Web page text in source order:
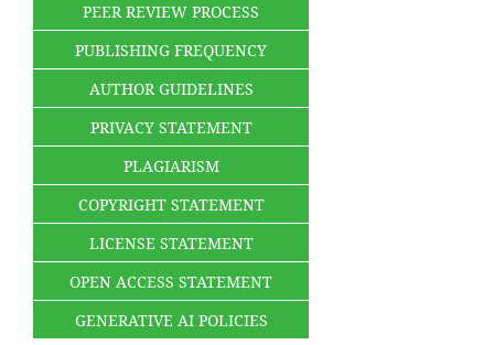
PEER REVIEW PROCESS
PUBLISHING FREQUENCY
AUTHOR GUIDELINES
PRIVACY STATEMENT
PLAGIARISM
COPYRIGHT STATEMENT
LICENSE STATEMENT
OPEN ACCESS STATEMENT
GENERATIVE AI POLICIES